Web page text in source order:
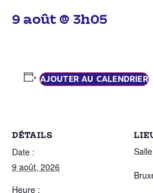
9 août @ 3h05
AJOUTER AU CALENDRIER
DÉTAILS
Date :
9 août, 2026
Heure :